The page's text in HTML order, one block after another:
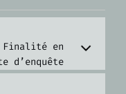
en
d’enquête